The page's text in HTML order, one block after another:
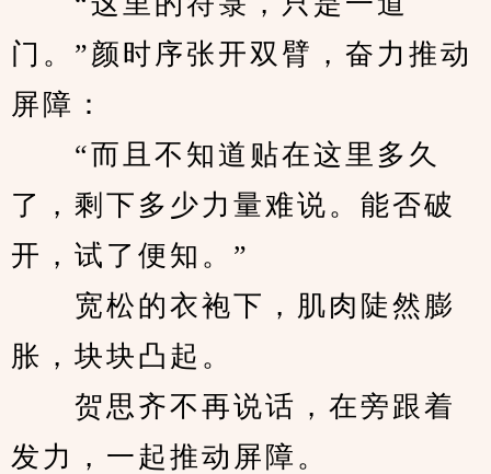
门。”颜时序张开双臂，奋力推动
屏障：
“而且不知道贴在这里多久
了，剩下多少力量难说。能否破
开，试了便知。”
宽松的衣袍下，肌肉陡然膨
胀，块块凸起。
贺思齐不再说话，在旁跟着
发力，一起推动屏障。